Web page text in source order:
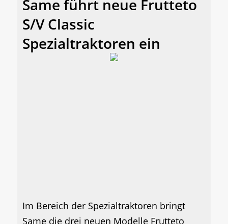
Same führt neue Frutteto
S/V Classic
Spezialtraktoren ein
Im Bereich der Spezialtraktoren bringt
Same die drei neuen Modelle Frutteto